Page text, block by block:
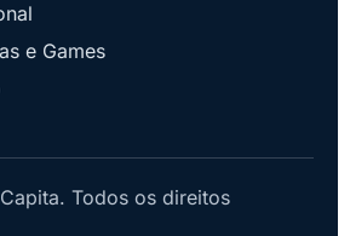
e Games
Todos os direitos